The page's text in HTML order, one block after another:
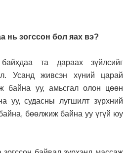
нь зогссон бол яах вэ?
та дараах зүйлсийг
Усанд живсэн хүний царай
байна уу, амьсгал олон цөөн
уу, судасны лугшилт зүрхний
бөөлжиж байна уу үгүй юу